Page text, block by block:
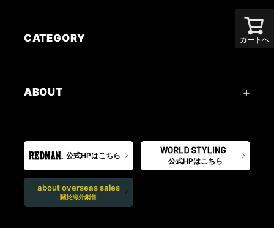
カートへ
CATEGORY
ABOUT
公式HPはこちら
公式HPはこちら
about overseas sales
關於海外銷售